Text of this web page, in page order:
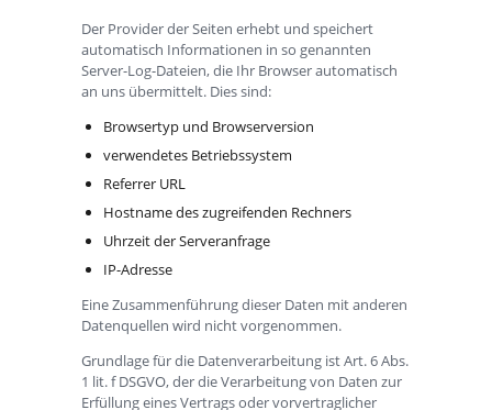
Der Provider der Seiten erhebt und speichert
automatisch Informationen in so genannten
Server-Log-Dateien, die Ihr Browser automatisch
an uns übermittelt. Dies sind:
Browsertyp und Browserversion
verwendetes Betriebssystem
Referrer URL
Hostname des zugreifenden Rechners
Uhrzeit der Serveranfrage
IP-Adresse
Eine Zusammenführung dieser Daten mit anderen
Datenquellen wird nicht vorgenommen.
Grundlage für die Datenverarbeitung ist Art. 6 Abs.
1 lit. f DSGVO, der die Verarbeitung von Daten zur
Erfüllung eines Vertrags oder vorvertraglicher